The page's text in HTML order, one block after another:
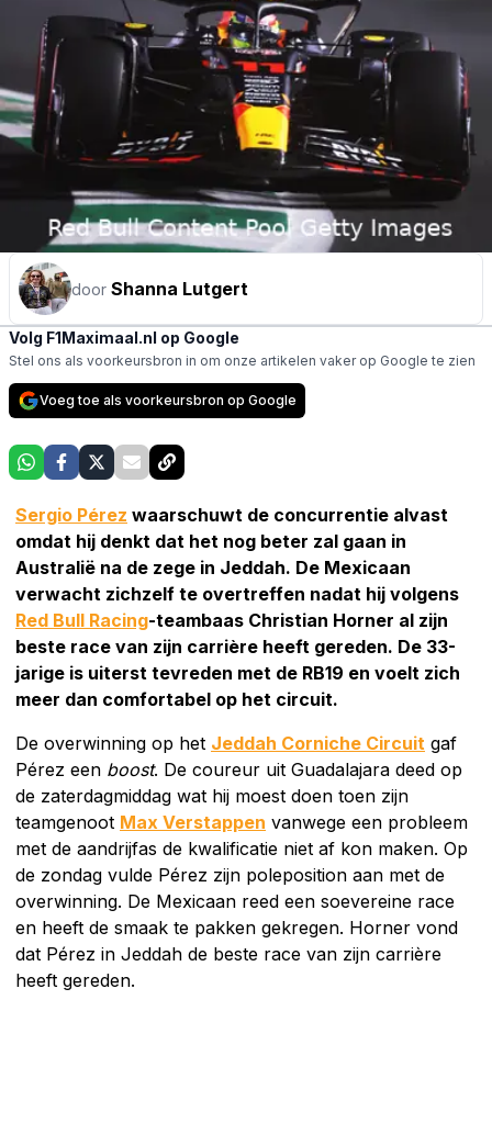
door Shanna Lutgert
Volg F1Maximaal.nl op Google
Stel ons als voorkeursbron in om onze artikelen vaker op Google te zien
Voeg toe als voorkeursbron op Google
Sergio Pérez waarschuwt de concurrentie alvast
omdat hij denkt dat het nog beter zal gaan in
Australië na de zege in Jeddah. De Mexicaan
verwacht zichzelf te overtreffen nadat hij volgens
Red Bull Racing-teambaas Christian Horner al zijn
beste race van zijn carrière heeft gereden. De 33-
jarige is uiterst tevreden met de RB19 en voelt zich
meer dan comfortabel op het circuit.
De overwinning op het Jeddah Corniche Circuit gaf
Pérez een boost. De coureur uit Guadalajara deed op
de zaterdagmiddag wat hij moest doen toen zijn
teamgenoot Max Verstappen vanwege een probleem
met de aandrijfas de kwalificatie niet af kon maken. Op
de zondag vulde Pérez zijn poleposition aan met de
overwinning. De Mexicaan reed een soevereine race
en heeft de smaak te pakken gekregen. Horner vond
dat Pérez in Jeddah de beste race van zijn carrière
heeft gereden.